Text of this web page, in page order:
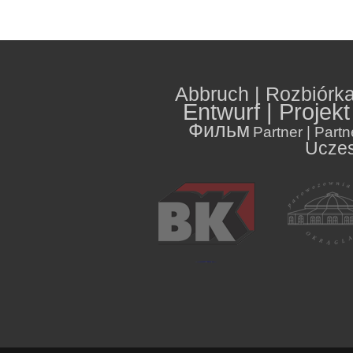
Abbruch |
Entwurf |
Фильм Partner |